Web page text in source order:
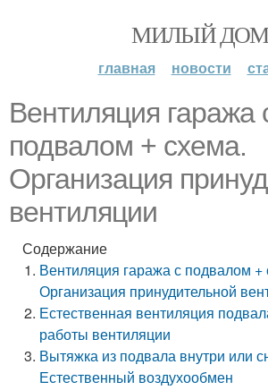
МИЛЫЙ ДОМ
главная новости
Вентиляция гаража
подвалом + схема.
Организация
вентиляции
Содержание
Вентиляция гаража с подвалом +
Организация принудительной
Естественная вентиляция
работы вентиляции
Вытяжка из подвала внутри или
Естественный воздухообмен